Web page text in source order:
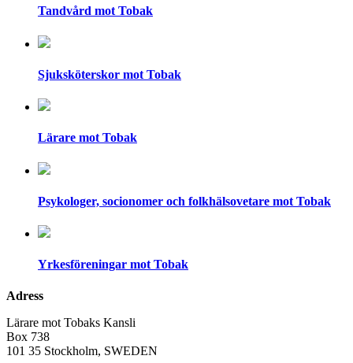
Tandvård mot Tobak
Sjuksköterskor mot Tobak
Lärare mot Tobak
Psykologer, socionomer och folkhälsovetare mot Tobak
Yrkesföreningar mot Tobak
Adress
Lärare mot Tobaks Kansli
Box 738
101 35 Stockholm, SWEDEN